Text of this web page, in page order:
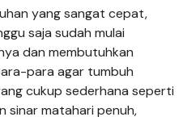
yang sangat cepat,
saja sudah mulai
dan membutuhkan
para agar tumbuh
cukup sederhana seperti
sinar matahari penuh,